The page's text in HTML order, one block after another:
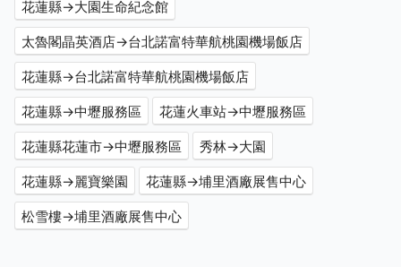
花蓮縣→大園生命紀念館
太魯閣晶英酒店→台北諾富特華航桃園機場飯店
花蓮縣→台北諾富特華航桃園機場飯店
花蓮縣→中壢服務區
花蓮火車站→中壢服務區
花蓮縣花蓮市→中壢服務區
秀林→大園
花蓮縣→麗寶樂園
花蓮縣→埔里酒廠展售中心
松雪樓→埔里酒廠展售中心